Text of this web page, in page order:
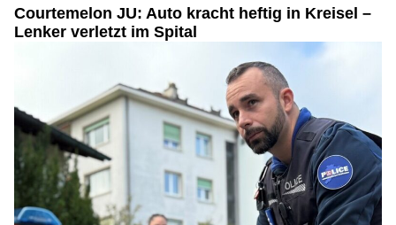
Courtemelon JU: Auto kracht heftig in Kreisel –
Lenker verletzt im Spital